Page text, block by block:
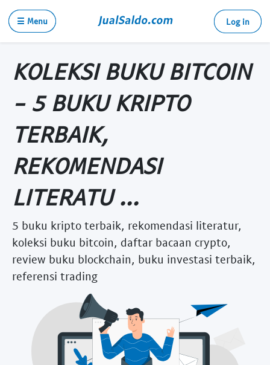
☰ Menu Log in
KOLEKSI BUKU BITCOIN
- 5 BUKU KRIPTO
TERBAIK,
REKOMENDASI
LITERATU ...
5 buku kripto terbaik, rekomendasi literatur,
koleksi buku bitcoin, daftar bacaan crypto,
review buku blockchain, buku investasi terbaik,
referensi trading